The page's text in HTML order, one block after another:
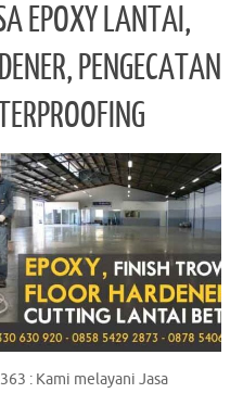
EPOXY LANTAI,
PENGECATAN
: Kami melayani Jasa